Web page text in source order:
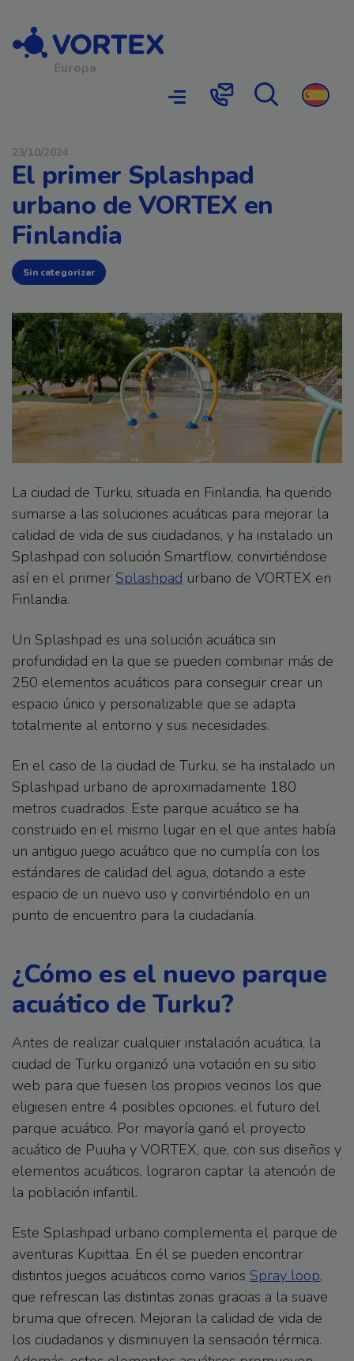
Navegación principal
Europa
Contacto Búsqueda
23/10/2024
El primer Splashpad
urbano de VORTEX en
Finlandia
Sin categorizar
La ciudad de Turku, situada en Finlandia, ha querido
sumarse a las soluciones acuáticas para mejorar la
calidad de vida de sus ciudadanos, y ha instalado un
Splashpad con solución Smartflow, convirtiéndose
así en el primer Splashpad urbano de VORTEX en
Finlandia.
Un Splashpad es una solución acuática sin
profundidad en la que se pueden combinar más de
250 elementos acuáticos para conseguir crear un
espacio único y personalizable que se adapta
totalmente al entorno y sus necesidades.
En el caso de la ciudad de Turku, se ha instalado un
Splashpad urbano de aproximadamente 180
metros cuadrados. Este parque acuático se ha
construido en el mismo lugar en el que antes había
un antiguo juego acuático que no cumplía con los
estándares de calidad del agua, dotando a este
espacio de un nuevo uso y convirtiéndolo en un
punto de encuentro para la ciudadanía.
¿Cómo es el nuevo parque
acuático de Turku?
Antes de realizar cualquier instalación acuática, la
ciudad de Turku organizó una votación en su sitio
web para que fuesen los propios vecinos los que
eligiesen entre 4 posibles opciones, el futuro del
parque acuático. Por mayoría ganó el proyecto
acuático de Puuha y VORTEX, que, con sus diseños y
elementos acuáticos, lograron captar la atención de
la población infantil.
Este Splashpad urbano complementa el parque de
aventuras Kupittaa. En él se pueden encontrar
distintos juegos acuáticos como varios Spray loop,
que refrescan las distintas zonas gracias a la suave
bruma que ofrecen. Mejoran la calidad de vida de
los ciudadanos y disminuyen la sensación térmica.